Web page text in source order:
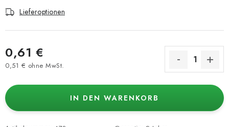
Lieferoptionen
0,61 €
0,51 € ohne MwSt.
IN DEN WARENKORB